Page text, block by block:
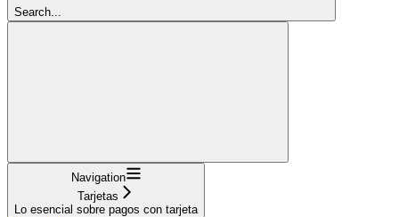
Search...
Navigation
Tarjetas
Lo esencial sobre pagos con tarjeta